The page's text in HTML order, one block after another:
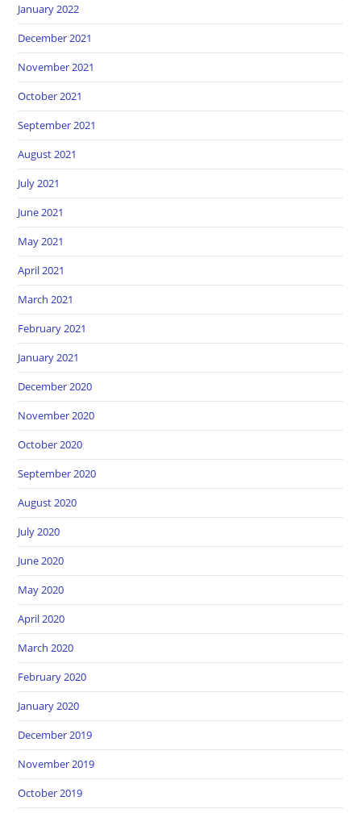
January 2022
December 2021
November 2021
October 2021
September 2021
August 2021
July 2021
June 2021
May 2021
April 2021
March 2021
February 2021
January 2021
December 2020
November 2020
October 2020
September 2020
August 2020
July 2020
June 2020
May 2020
April 2020
March 2020
February 2020
January 2020
December 2019
November 2019
October 2019